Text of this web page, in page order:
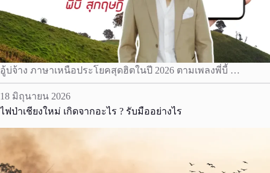
อู้บ่จ้าง ภาษาเหนือประโยคสุดฮิตในปี 2026 ตามเพลงพี่บี้ …
18 มิถุนายน 2026
ไฟป่าเชียงใหม่ เกิดจากอะไร ? รับมืออย่างไร